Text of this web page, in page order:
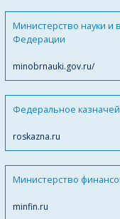
Министерство науки и
Федерации
minobrnauki.gov.ru/
Федеральное
roskazna.ru
Министерство
minfin.ru